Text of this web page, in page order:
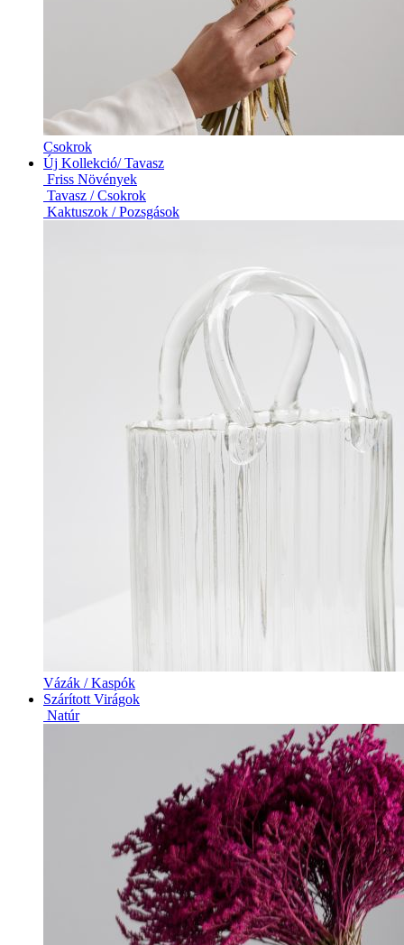
Csokrok
Új Kollekció/ Tavasz
Friss Növények
Tavasz / Csokrok
Kaktuszok / Pozsgások
Vázák / Kaspók
Szárított Virágok
Natúr